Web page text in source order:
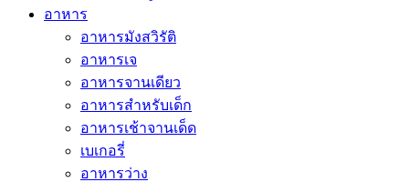
อาหาร
อาหารมังสวิรัติ
อาหารเจ
อาหารจานเดียว
อาหารสำหรับเด็ก
อาหารเช้าจานเด็ด
เบเกอรี่
อาหารว่าง